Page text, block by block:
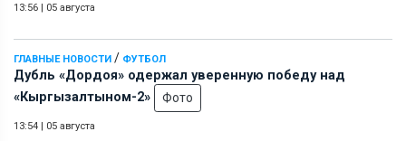
13:56 | 05 августа
ГЛАВНЫЕ НОВОСТИ / ФУТБОЛ
Дубль «Дордоя» одержал уверенную победу над
«Кыргызалтыном-2»
Фото
13:54 | 05 августа